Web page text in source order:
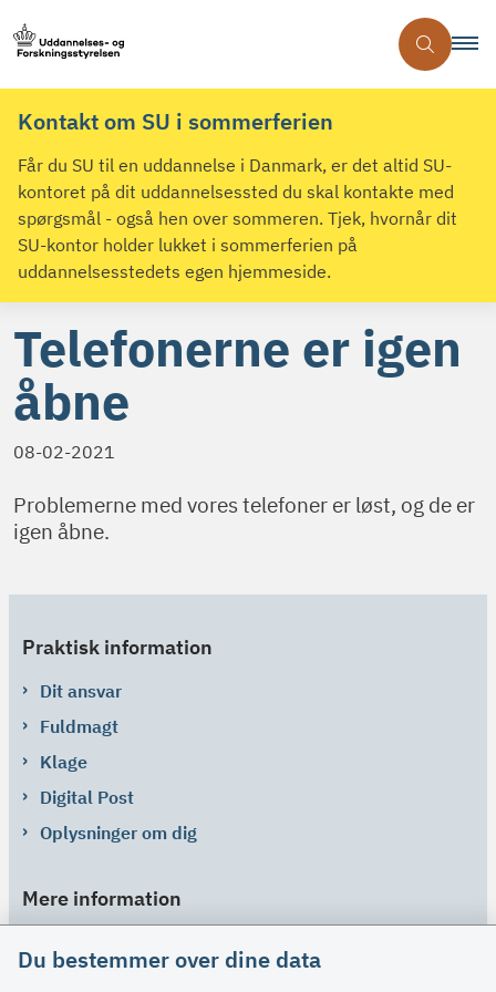
Kontakt om SU i sommerferien
Får du SU til en uddannelse i Danmark, er det altid SU-
kontoret på dit uddannelsessted du skal kontakte med
spørgsmål - også hen over sommeren. Tjek, hvornår dit
SU-kontor holder lukket i sommerferien på
uddannelsesstedets egen hjemmeside.
Telefonerne er igen
åbne
08-02-2021
Problemerne med vores telefoner er løst, og de er
igen åbne.
Praktisk information
Dit ansvar
Fuldmagt
Klage
Digital Post
Oplysninger om dig
Mere information
Du bestemmer over dine data